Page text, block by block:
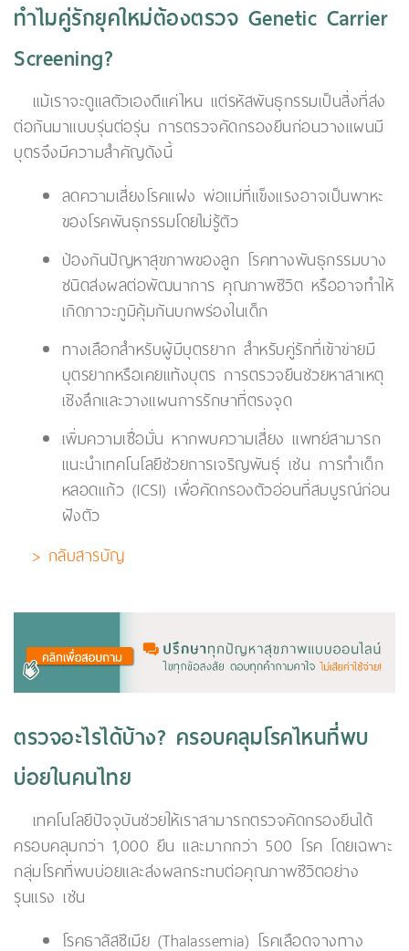
ทำไมคู่รักยุคใหม่ต้องตรวจ Genetic Carrier
Screening?
แม้เราจะดูแลตัวเองดีแค่ไหน แต่รหัสพันธุกรรมเป็นสิ่งที่ส่ง
ต่อกันมาแบบรุ่นต่อรุ่น การตรวจคัดกรองยีนก่อนวางแผนมี
บุตรจึงมีความสำคัญดังนี้
ลดความเสี่ยงโรคแฝง พ่อแม่ที่แข็งแรงอาจเป็นพาหะ
ของโรคพันธุกรรมโดยไม่รู้ตัว
ป้องกันปัญหาสุขภาพของลูก โรคทางพันธุกรรมบาง
ชนิดส่งผลต่อพัฒนาการ คุณภาพชีวิต หรืออาจทำให้
เกิดภาวะภูมิคุ้มกันบกพร่องในเด็ก
ทางเลือกสำหรับผู้มีบุตรยาก สำหรับคู่รักที่เข้าข่ายมี
บุตรยากหรือเคยแท้งบุตร การตรวจยีนช่วยหาสาเหตุ
เชิงลึกและวางแผนการรักษาที่ตรงจุด
เพิ่มความเชื่อมั่น หากพบความเสี่ยง แพทย์สามารถ
แนะนำเทคโนโลยีช่วยการเจริญพันธุ์ เช่น การทำเด็ก
หลอดแก้ว (ICSI) เพื่อคัดกรองตัวอ่อนที่สมบูรณ์ก่อน
ฝังตัว
> กลับสารบัญ
ตรวจอะไรได้บ้าง? ครอบคลุมโรคไหนที่พบ
บ่อยในคนไทย
เทคโนโลยีปัจจุบันช่วยให้เราสามารถตรวจคัดกรองยีนได้
ครอบคลุมกว่า 1,000 ยีน และมากกว่า 500 โรค โดยเฉพาะ
กลุ่มโรคที่พบบ่อยและส่งผลกระทบต่อคุณภาพชีวิตอย่าง
รุนแรง เช่น
โรคธาลัสซีเมีย (Thalassemia) โรคเลือดจางทาง